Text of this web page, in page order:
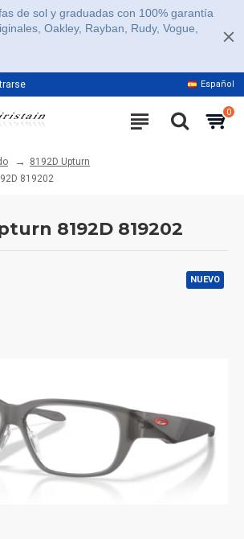
de sol y graduadas con 100% garantía
Oakley, Rayban, Rudy, Vogue,
TODA LA WEB
Español
0
8192D Upturn
819202
8192D 819202
NUEVO